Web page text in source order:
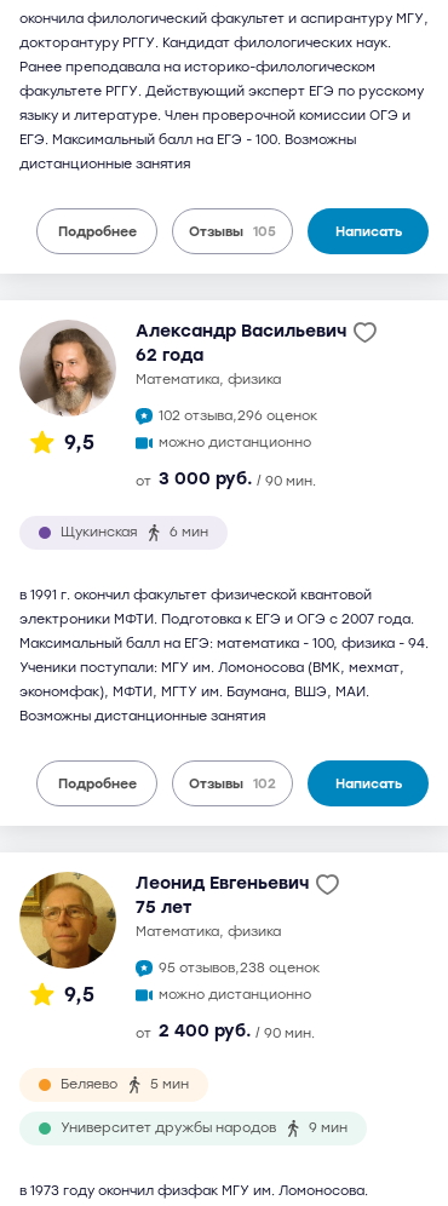
окончила филологический факультет и аспирантуру МГУ,
докторантуру РГГУ. Кандидат филологических наук.
Ранее преподавала на историко-филологическом
факультете РГГУ. Действующий эксперт ЕГЭ по русскому
языку и литературе. Член проверочной комиссии ОГЭ и
ЕГЭ. Максимальный балл на ЕГЭ - 100. Возможны
дистанционные занятия
Подробнее Отзывы 105 Написать
9,5
Александр Васильевич
62 года
математика, физика
102 отзыва,296 оценок
можно дистанционно
от 3 000 руб. / 90 мин.
Щукинская 6 мин
в 1991 г. окончил факультет физической квантовой
электроники МФТИ. Подготовка к ЕГЭ и ОГЭ с 2007 года.
Максимальный балл на ЕГЭ: математика - 100, физика - 94.
Ученики поступали: МГУ им. Ломоносова (ВМК, мехмат,
экономфак), МФТИ, МГТУ им. Баумана, ВШЭ, МАИ.
Возможны дистанционные занятия
Подробнее Отзывы 102 Написать
9,5
Леонид Евгеньевич
75 лет
математика, физика
95 отзывов,238 оценок
можно дистанционно
от 2 400 руб. / 90 мин.
Беляево 5 мин
Университет дружбы народов 9 мин
в 1973 году окончил физфак МГУ им. Ломоносова.